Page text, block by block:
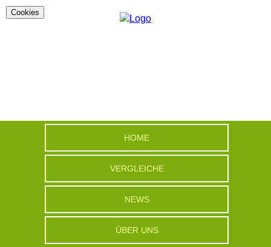
HOME
VERGLEICHE
NEWS
ÜBER UNS
Cookies